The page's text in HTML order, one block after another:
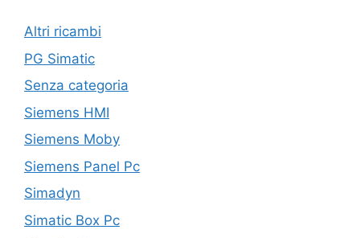
Altri ricambi
PG Simatic
Senza categoria
Siemens HMI
Siemens Moby
Siemens Panel Pc
Simadyn
Simatic Box Pc